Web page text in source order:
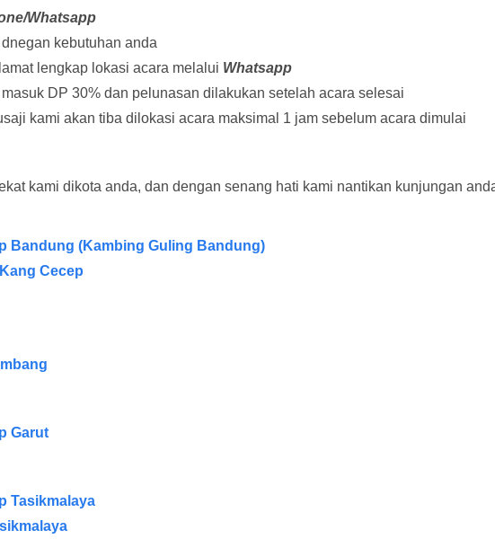
Whatsapp
kebutuhan anda
lengkap lokasi acara melalui Whatsapp
DP 30% dan pelunasan dilakukan setelah acara selesai
kami akan tiba dilokasi acara maksimal 1 jam sebelum acara dimulai
kami dikota anda, dan dengan senang hati kami nantikan kunjungan
Bandung (Kambing Guling Bandung)
Cecep
Garut
Tasikmalaya